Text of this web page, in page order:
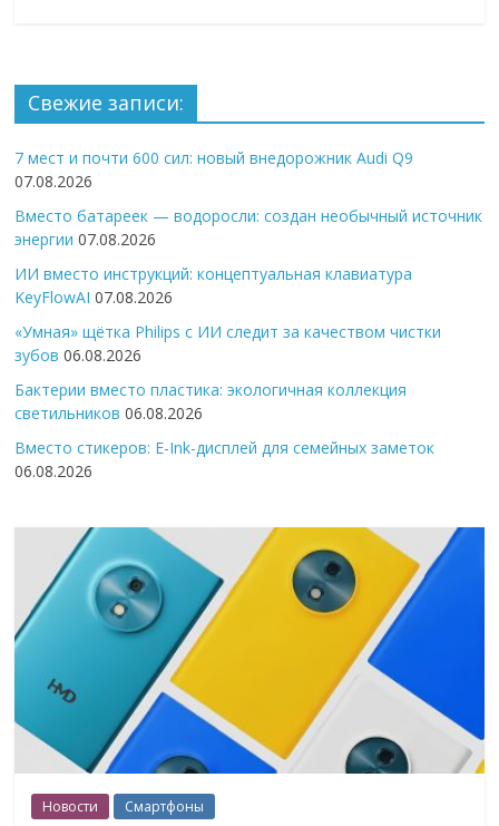
Свежие записи:
7 мест и почти 600 сил: новый внедорожник Audi Q9
07.08.2026
Вместо батареек — водоросли: создан необычный источник
энергии 07.08.2026
ИИ вместо инструкций: концептуальная клавиатура
KeyFlowAI 07.08.2026
«Умная» щётка Philips с ИИ следит за качеством чистки
зубов 06.08.2026
Бактерии вместо пластика: экологичная коллекция
светильников 06.08.2026
Вместо стикеров: E-Ink-дисплей для семейных заметок
06.08.2026
Новости Смартфоны